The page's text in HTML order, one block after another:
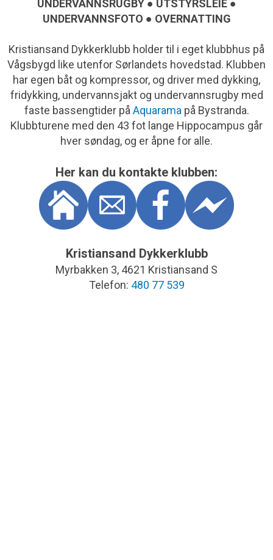
UNDERVANNSRUGBY ● UTSTYRSLEIE ●
UNDERVANNSFOTO ● OVERNATTING
Kristiansand Dykkerklubb holder til i eget klubbhus på
Vågsbygd like utenfor Sørlandets hovedstad. Klubben
har egen båt og kompressor, og driver med dykking,
fridykking, undervannsjakt og undervannsrugby med
faste bassengtider på Aquarama på Bystranda.
Klubbturene med den 43 fot lange Hippocampus går
hver søndag, og er åpne for alle.
Her kan du kontakte klubben:
Kristiansand Dykkerklubb
Myrbakken 3, 4621 Kristiansand S
Telefon: 480 77 539